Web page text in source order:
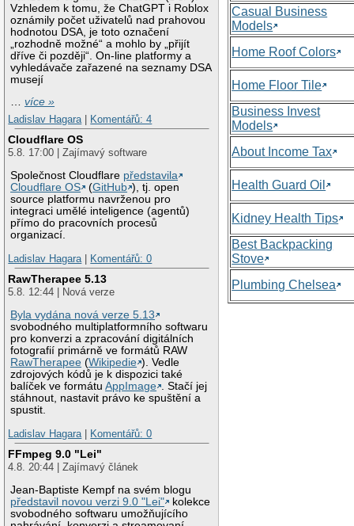
Vzhledem k tomu, že ChatGPT i Roblox
oznámily počet uživatelů nad prahovou
hodnotou DSA, je toto označení
„rozhodně možné“ a mohlo by „přijít
dříve či později“. On-line platformy a
vyhledávače zařazené na seznamy DSA
musejí
…více »
Ladislav Hagara
Komentářů: 4
Cloudflare OS
5.8. 17:00 | Zajímavý software
Společnost Cloudflare představila
Cloudflare OS
(GitHub ), tj. open
source platformu navrženou pro
integraci umělé inteligence (agentů)
přímo do pracovních procesů
organizací.
Ladislav Hagara
Komentářů: 0
RawTherapee 5.13
5.8. 12:44 | Nová verze
Byla vydána nová verze 5.13
svobodného multiplatformního softwaru
pro konverzi a zpracování digitálních
fotografií primárně ve formátů RAW
RawTherapee (Wikipedie ). Vedle
zdrojových kódů je k dispozici také
balíček ve formátuAppImage . Stačí jej
stáhnout, nastavit právo ke spuštění a
spustit.
Ladislav Hagara
Komentářů: 0
FFmpeg 9.0 "Lei"
4.8. 20:44 | Zajímavý článek
Jean-Baptiste Kempf na svém blogu
představil novou verzi 9.0 "Lei"
kolekce
svobodného softwaru umožňujícího
Casual Business
Models
Home Roof Colors
Home Floor Tile
Business Invest
Models
About Income Tax
Health Guard Oil
Kidney Health Tips
Best Backpacking
Stove
Plumbing Chelsea